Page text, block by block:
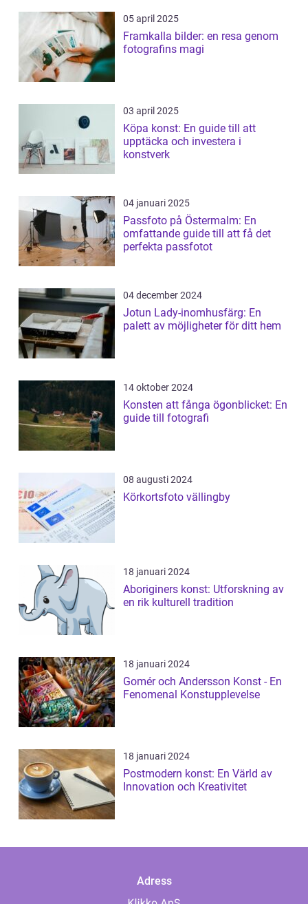
05 april 2025
Framkalla bilder: en resa genom
fotografins magi
03 april 2025
Köpa konst: En guide till att
upptäcka och investera i
konstverk
04 januari 2025
Passfoto på Östermalm: En
omfattande guide till att få det
perfekta passfotot
04 december 2024
Jotun Lady-inomhusfärg: En
palett av möjligheter för ditt hem
14 oktober 2024
Konsten att fånga ögonblicket: En
guide till fotografi
08 augusti 2024
Körkortsfoto vällingby
18 januari 2024
Aboriginers konst: Utforskning av
en rik kulturell tradition
18 januari 2024
Gomér och Andersson Konst - En
Fenomenal Konstupplevelse
18 januari 2024
Postmodern konst: En Värld av
Innovation och Kreativitet
Adress